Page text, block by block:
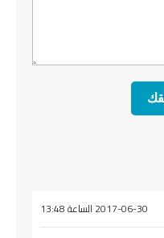
2017-06-30 الساعة 13:48